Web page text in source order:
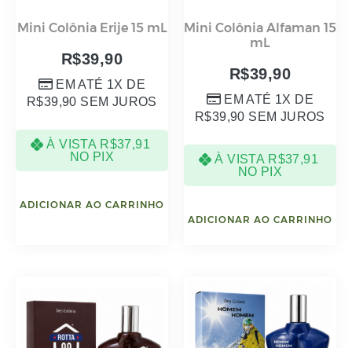
Mini Colônia Erije 15 mL
R$39,90
EM ATÉ 1X DE
R$39,90 SEM JUROS
À VISTA R$37,91
NO PIX
ADICIONAR AO CARRINHO
Mini Colônia Alfaman 15
mL
R$39,90
EM ATÉ 1X DE
R$39,90 SEM JUROS
À VISTA R$37,91
NO PIX
ADICIONAR AO CARRINHO